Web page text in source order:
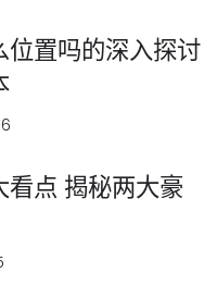
置吗的深入探讨
点 揭秘两大豪